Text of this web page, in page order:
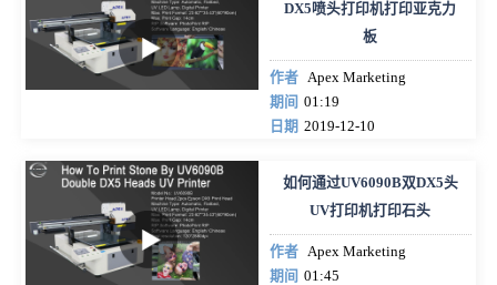
DX5喷头打印机打印亚克力
板
作者 Apex Marketing
期间 01:19
日期 2019-12-10
如何通过UV6090B双DX5头
UV打印机打印石头
作者
Apex Marketing
期间 01:45